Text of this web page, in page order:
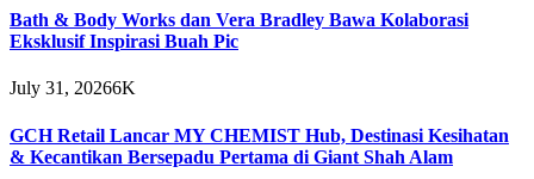
Bath & Body Works dan Vera Bradley Bawa Kolaborasi
Eksklusif Inspirasi Buah Pic
July 31, 20266K
GCH Retail Lancar MY CHEMIST Hub, Destinasi Kesihatan
& Kecantikan Bersepadu Pertama di Giant Shah Alam